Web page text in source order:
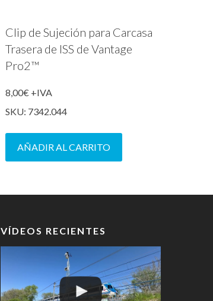
Clip de Sujeción para Carcasa
Trasera de ISS de Vantage
Pro2™
8,00€ +IVA
SKU: 7342.044
AÑADIR AL CARRITO
VÍDEOS RECIENTES